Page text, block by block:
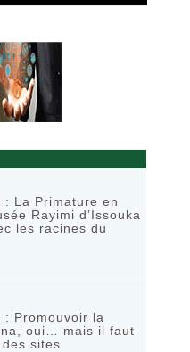
: La Primature en
Rayimi d’Issouka
les racines du
: Promouvoir la
oui… mais il faut
des sites